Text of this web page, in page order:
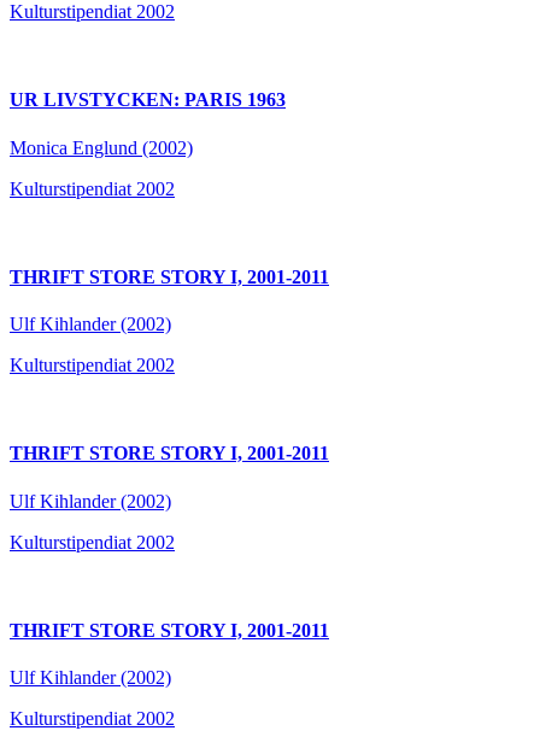
Kulturstipendiat 2002
UR LIVSTYCKEN: PARIS 1963
Monica Englund (2002)
Kulturstipendiat 2002
THRIFT STORE STORY I, 2001-2011
Ulf Kihlander (2002)
Kulturstipendiat 2002
THRIFT STORE STORY I, 2001-2011
Ulf Kihlander (2002)
Kulturstipendiat 2002
THRIFT STORE STORY I, 2001-2011
Ulf Kihlander (2002)
Kulturstipendiat 2002